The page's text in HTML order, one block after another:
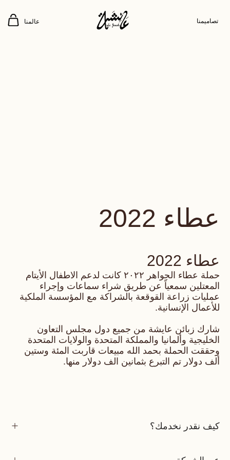
تصاميمنا عالمنا
عطاء 2022
عطاء 2022
حملة عطاء الجواهر ٢٠٢٢ كانت لدعم الاطفال الأيتام
المعتلين سمعياً عن طريق شراء سماعات وإجراء
عمليات زراعة القوقعة بالشراكة مع المؤسسة الملكية
للأعمال الإنسانية.
شارك زبائن عايشة من جميع دول مجلس التعاون
الخليجية وألمانيا والمملكة المتحدة والولايات المتحدة
وحققت الحملة بحمد الله مبيعات قاربت المئة وستين
ألف دولار تم التبرع بثمانين الف دولار منها.
كيف نقدر نخدمك؟